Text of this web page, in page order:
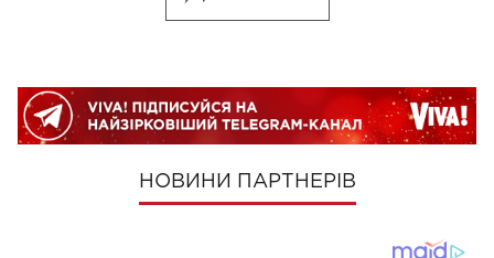
НОВИНИ ПАРТНЕРІВ